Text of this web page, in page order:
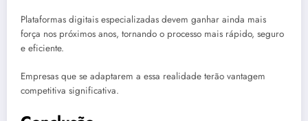
Plataformas digitais especializadas devem ganhar ainda mais
força nos próximos anos, tornando o processo mais rápido, seguro
e eficiente.
Empresas que se adaptarem a essa realidade terão vantagem
competitiva significativa.